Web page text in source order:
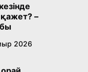
қажет? –
2026